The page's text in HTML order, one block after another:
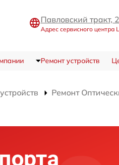
Павловский тракт,
Адрес сервисного центра
Ремонт устройств
Ремонт